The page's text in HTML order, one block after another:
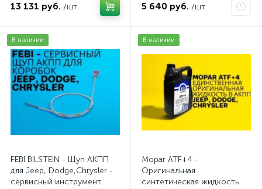
13 131 руб. /шт 5 640 руб. /шт
В наличии
FEBI BILSTEIN - Щуп АКПП
для Jeep, Dodge,Chrysler -
сервисный инструмент.
В наличии
Mopar ATF+4 -
Оригинальная
синтетическая жидкость